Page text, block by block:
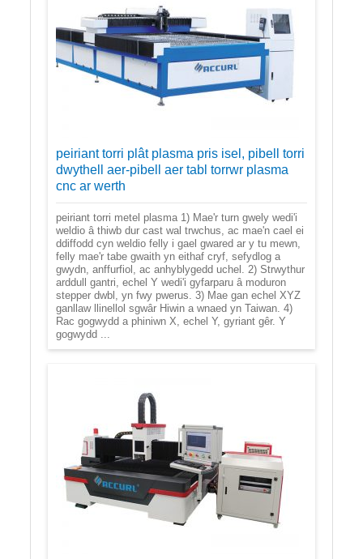
peiriant torri plât plasma pris isel, pibell torri
dwythell aer-pibell aer tabl torrwr plasma
cnc ar werth
peiriant torri metel plasma 1) Mae'r turn gwely wedi'i
weldio â thiwb dur cast wal trwchus, ac mae'n cael ei
ddiffodd cyn weldio felly i gael gwared ar y tu mewn,
felly mae'r tabe gwaith yn eithaf cryf, sefydlog a
gwydn, anffurfiol, ac anhyblygedd uchel. 2) Strwythur
arddull gantri, echel Y wedi'i gyfarparu â moduron
stepper dwbl, yn fwy pwerus. 3) Mae gan echel XYZ
ganllaw llinellol sgwâr Hiwin a wnaed yn Taiwan. 4)
Rac gogwydd a phiniwn X, echel Y, gyriant gêr. Y
gogwydd ...